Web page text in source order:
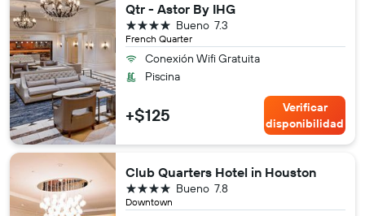
Qtr - Astor By IHG
French Quarter
7.3
Bueno
4 estrellas
Conexión Wifi Gratuita
Piscina
+$125
Verificar
disponibilidad
Club Quarters Hotel in Houston
Downtown
7.8
Bueno
4 estrellas